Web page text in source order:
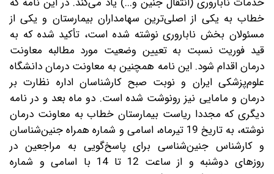
خطاب به یکی از اصلی‌ترین سهامداران بیمارستان و یکی از
مسئولان بخش ناباروری نوشته شده است، تأکید شده که به
قید فوریت نسبت به تعیین وضعیت مورد مطالبه معاونت
درمان اقدام شود. این نامه همچنین به معاونت درمان دانشگاه
علوم‌پزشکی ایران و نوبت صبح کارشناسان اداره نظارت بر
درمان و مامایی نیز رونوشت شده است. دو ماه بعد و در نامه
دیگری که مجددا ریاست بیمارستان خطاب به معاونت درمان
نوشته، به تاریخ 19 تیرماه، اسامی و شماره همراه جنین‌شناسان
و کارشناس جنین‌شناسی برای پاسخ‌گویی به مراجعین در
روزهای دوشنبه و از ساعت 12 تا 14 با اسامی و شماره